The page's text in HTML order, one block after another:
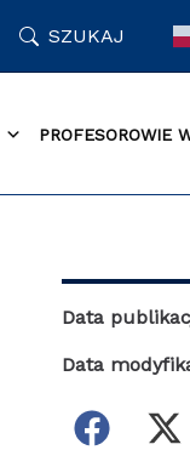
SZUKAJ
PROFESOROWIE
Data
Data